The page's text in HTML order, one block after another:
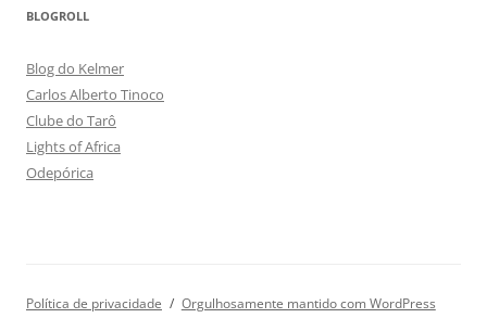
BLOGROLL
Blog do Kelmer
Carlos Alberto Tinoco
Clube do Tarô
Lights of Africa
Odepórica
Política de privacidade Orgulhosamente mantido com WordPress